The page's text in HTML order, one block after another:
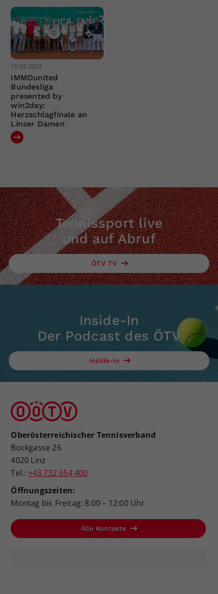
10.09.2023
IMMOunited
Bundesliga
presented by
win2day:
Herzschlagfinale an
Linzer Damen
Tennissport live
und auf Abruf
ÖTV TV
Inside-In
Der Podcast des ÖTV
Inside-In
Oberösterreichischer Tennisverband
Bockgasse 26
4020 Linz
Tel.: +43 732 654 400
Öffnungszeiten:
Montag bis Freitag: 8:00 – 12:00 Uhr
Alle Kontakte